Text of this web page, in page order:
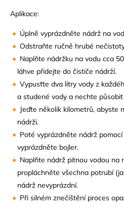
Aplikace:
Úplně vyprázdněte nádrž na
Odstraňte ručně hrubé
Naplňte nádržku na vodu cca
láhve přidejte do čističe nádrží.
Vypusťte dva litry vody z
a studené vody a nechte
Jeďte několik kilometrů, abyste
nádrži.
Poté vyprázdněte nádrž
vyprázdněte bojler.
Naplňte nádrž pitnou vodou na
propláchněte všechna potrubí
nádrž nevyprázdní.
Při silném znečištění proces